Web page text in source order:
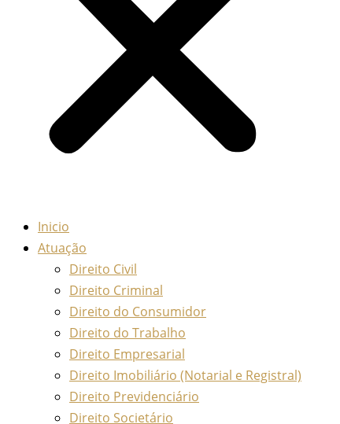
Inicio
Atuação
Direito Civil
Direito Criminal
Direito do Consumidor
Direito do Trabalho
Direito Empresarial
Direito Imobiliário (Notarial e Registral)
Direito Previdenciário
Direito Societário